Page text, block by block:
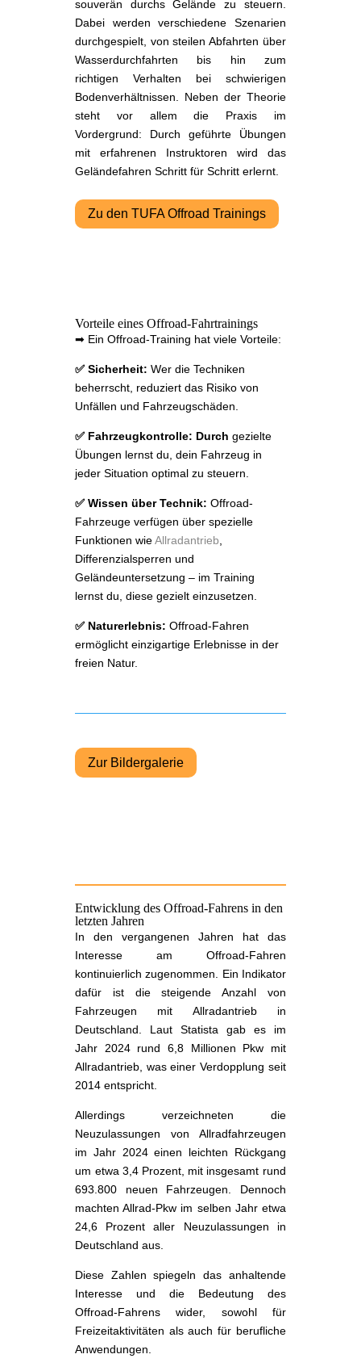
souverän durchs Gelände zu steuern.
Dabei werden verschiedene Szenarien
durchgespielt, von steilen Abfahrten über
Wasserdurchfahrten bis hin zum
richtigen Verhalten bei schwierigen
Bodenverhältnissen. Neben der Theorie
steht vor allem die Praxis im
Vordergrund: Durch geführte Übungen
mit erfahrenen Instruktoren wird das
Geländefahren Schritt für Schritt erlernt.
Zu den TUFA Offroad Trainings
Vorteile eines Offroad-Fahrtrainings
➡ Ein Offroad-Training hat viele Vorteile:
✅ Sicherheit: Wer die Techniken
beherrscht, reduziert das Risiko von
Unfällen und Fahrzeugschäden.
✅ Fahrzeugkontrolle: Durch gezielte
Übungen lernst du, dein Fahrzeug in
jeder Situation optimal zu steuern.
✅ Wissen über Technik: Offroad-
Fahrzeuge verfügen über spezielle
Funktionen wieAllradantrieb
Differenzialsperren und
Geländeuntersetzung – im Training
lernst du, diese gezielt einzusetzen.
✅ Naturerlebnis: Offroad-Fahren
ermöglicht einzigartige Erlebnisse in der
freien Natur.
Zur Bildergalerie
Entwicklung des Offroad-Fahrens in den
letzten Jahren
In den vergangenen Jahren hat das
Interesse am Offroad-Fahren
kontinuierlich zugenommen. Ein Indikator
dafür ist die steigende Anzahl von
Fahrzeugen mit Allradantrieb in
Deutschland. Laut Statista gab es im
Jahr 2024 rund 6,8 Millionen Pkw mit
Allradantrieb, was einer Verdopplung seit
2014 entspricht.
Allerdings verzeichneten die
Neuzulassungen von Allradfahrzeugen
im Jahr 2024 einen leichten Rückgang
um etwa 3,4 Prozent, mit insgesamt rund
693.800 neuen Fahrzeugen. Dennoch
machten Allrad-Pkw im selben Jahr etwa
24,6 Prozent aller Neuzulassungen in
Deutschland aus.
Diese Zahlen spiegeln das anhaltende
Interesse und die Bedeutung des
Offroad-Fahrens wider, sowohl für
Freizeitaktivitäten als auch für berufliche
Anwendungen.